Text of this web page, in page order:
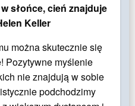
słońce, cień znajduje
Keller
można skutecznie się
Pozytywne myślenie
nie znajdują w sobie
podchodzimy